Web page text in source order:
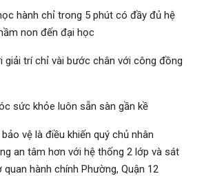
hành chỉ trong 5 phút có đầy đủ hệ
non đến đại học
giải trí chỉ vài bước chân với công đồng
sức khỏe luôn sẵn sàn gần kề
vệ là điều khiến quý chủ nhân
an tâm hơn với hệ thống 2 lớp và sát
hành chính Phường, Quận 12